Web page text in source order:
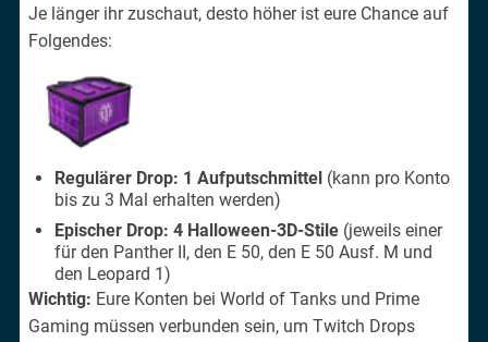
Je länger ihr zuschaut, desto höher ist eure Chance auf
Folgendes:
Regulärer Drop: 1 Aufputschmittel (kann pro Konto
bis zu 3 Mal erhalten werden)
Epischer Drop:4 Halloween-3D-Stile (jeweils einer
für den Panther II, den E 50, den E 50 Ausf. M und
den Leopard 1)
Wichtig: Eure Konten bei World of Tanks und Prime
Gaming müssen verbunden sein, um Twitch Drops